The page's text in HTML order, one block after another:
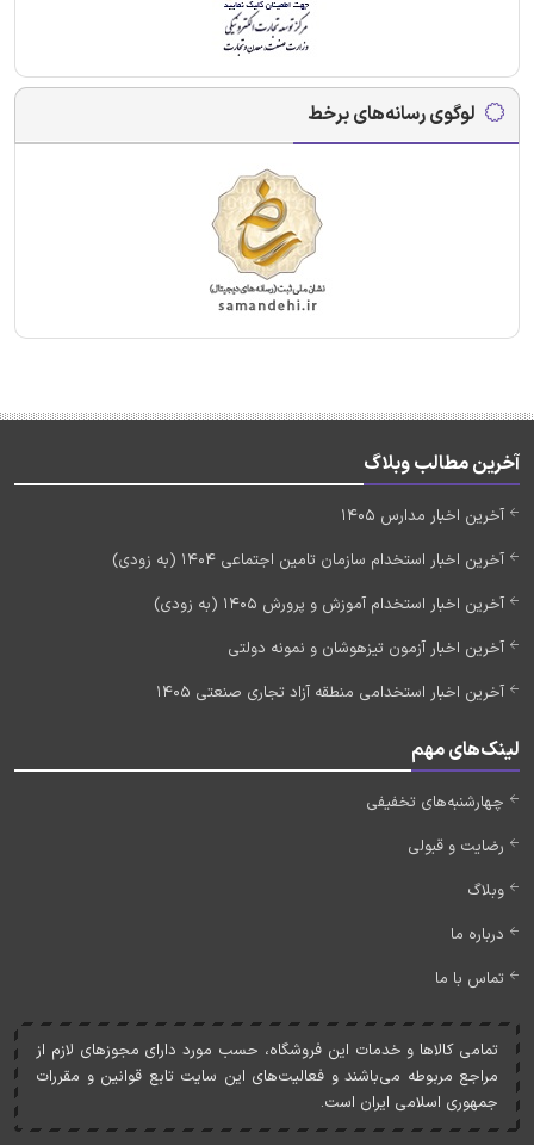
لوگوی رسانه‌های برخط
آخرین مطالب وبلاگ
آخرین اخبار مدارس 1405
آخرین اخبار استخدام سازمان تامین اجتماعی 1404 (به زودی)
آخرین اخبار استخدام آموزش و پرورش 1405 (به زودی)
آخرین اخبار آزمون تیزهوشان و نمونه دولتی
آخرین اخبار استخدامی منطقه آزاد تجاری صنعتی 1405
لینک‌های مهم
چهارشنبه‌های تخفیفی
رضایت و قبولی
وبلاگ
درباره ما
تماس با ما
تمامی کالاها و خدمات اين فروشگاه، حسب مورد دارای مجوزهای لازم از
مراجع مربوطه می‌باشند و فعاليت‌های اين سايت تابع قوانين و مقررات
جمهوری اسلامی ايران است.